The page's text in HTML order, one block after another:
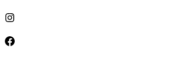
Instagram
Facebook